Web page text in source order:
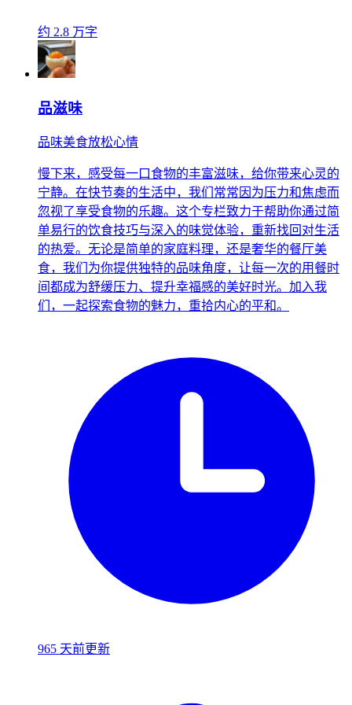
约 2.8 万字
品滋味
品味美食放松心情
慢下来，感受每一口食物的丰富滋味，给你带来心灵的
宁静。在快节奏的生活中，我们常常因为压力和焦虑而
忽视了享受食物的乐趣。这个专栏致力于帮助你通过简
单易行的饮食技巧与深入的味觉体验，重新找回对生活
的热爱。无论是简单的家庭料理，还是奢华的餐厅美
食，我们为你提供独特的品味角度，让每一次的用餐时
间都成为舒缓压力、提升幸福感的美好时光。加入我
们，一起探索食物的魅力，重拾内心的平和。
965 天前更新